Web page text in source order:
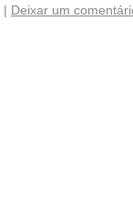
| Deixar um